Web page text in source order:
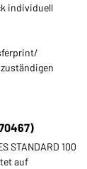
individuell
STANDARD 100
auf